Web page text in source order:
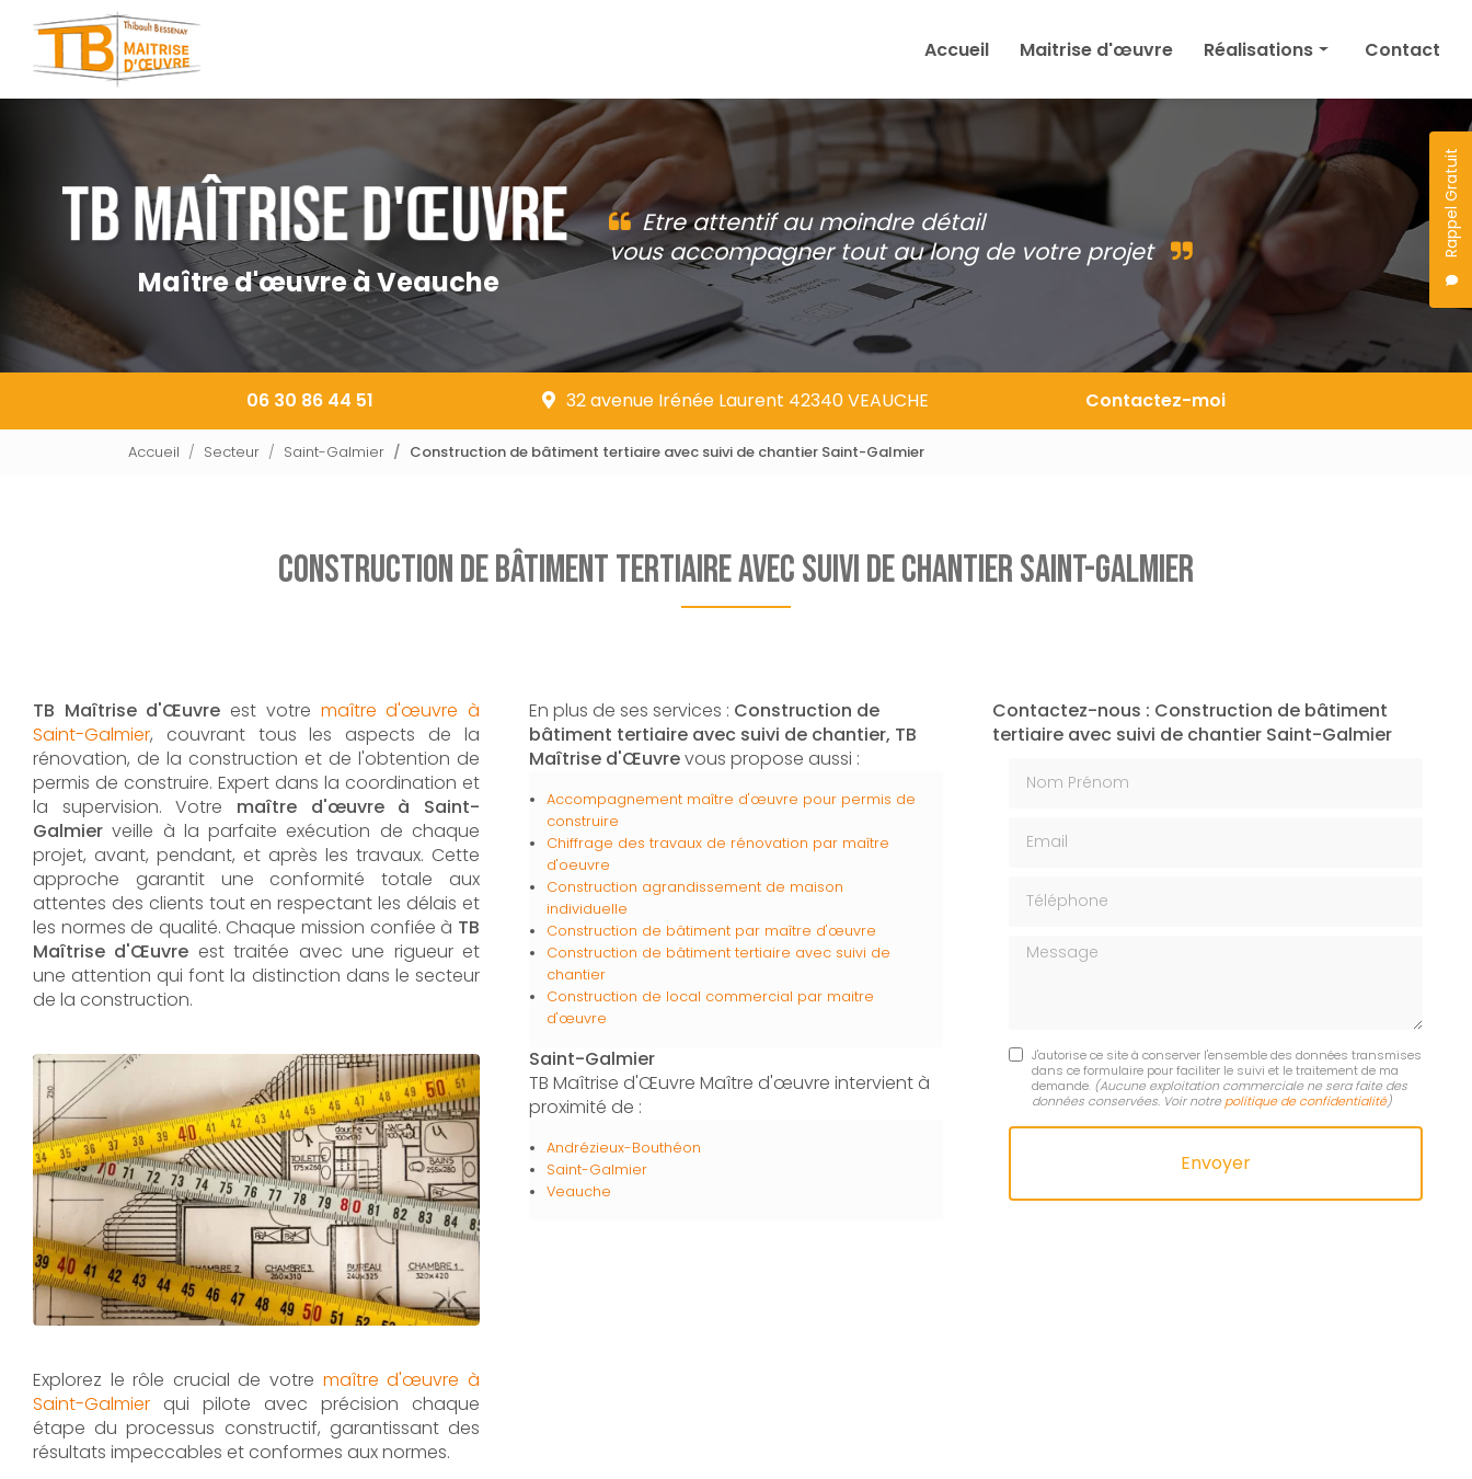
contenu
principal
Rappel Gratuit
Accueil
Maitrise d'œuvre Réalisations
Agrandissement
Permis de construire
Autres
Projet en cours
Contact
Maître d'œuvre à Veauche
Etre attentif au moindre détail
vous accompagner tout au long de votre projet
06 30 86 44 51 32 avenue Irénée Laurent 42340 VEAUCHE Contactez-moi
Accueil Secteur Saint-Galmier Construction de bâtiment tertiaire avec suivi de chantier Saint-Galmier
Construction de bâtiment tertiaire avec suivi de chantier Saint-Galmier
TB Maîtrise d'Œuvre est votre maître d'œuvre à
Saint-Galmier, couvrant tous les aspects de la
rénovation, de la construction et de l'obtention de
permis de construire. Expert dans la coordination et
la supervision. Votre maître d'œuvre à Saint-
Galmier veille à la parfaite exécution de chaque
projet, avant, pendant, et après les travaux. Cette
approche garantit une conformité totale aux
attentes des clients tout en respectant les délais et
les normes de qualité. Chaque mission confiée à TB
Maîtrise d'Œuvre est traitée avec une rigueur et
une attention qui font la distinction dans le secteur
de la construction.
Explorez le rôle crucial de votre maître d'œuvre à
Saint-Galmier qui pilote avec précision chaque
étape du processus constructif, garantissant des
résultats impeccables et conformes aux normes.
En plus de ses services : Construction de
bâtiment tertiaire avec suivi de chantier, TB
Maîtrise d'Œuvrevous propose aussi :
Accompagnement maître d'œuvre pour permis de
construire
Chiffrage des travaux de rénovation par maître
d'oeuvre
Construction agrandissement de maison
individuelle
Construction de bâtiment par maître d'œuvre
Construction de bâtiment tertiaire avec suivi de
chantier
Construction de local commercial par maitre
d'œuvre
Saint-Galmier
TB Maîtrise d'Œuvre Maître d'œuvre intervient à
proximité de :
Andrézieux-Bouthéon
Saint-Galmier
Veauche
Contactez-nous : Construction de bâtiment
tertiaire avec suivi de chantier Saint-Galmier
Message
J'autorise ce site à conserver l'ensemble des données transmises
dans ce formulaire pour faciliter le suivi et le traitement de ma
demande. (Aucune exploitation commerciale ne sera faite des
données conservées. Voir notre politique de confidentialité)